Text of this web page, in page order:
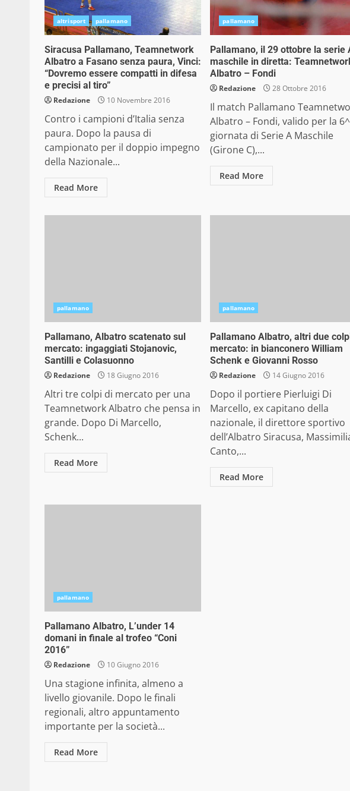
altrisport pallamano
Siracusa Pallamano, Teamnetwork
Albatro a Fasano senza paura, Vinci:
“Dovremo essere compatti in difesa
e precisi al tiro”
Redazione 10 Novembre 2016
Contro i campioni d’Italia senza
paura. Dopo la pausa di
campionato per il doppio impegno
della Nazionale...
Read More
pallamano
Pallamano, il 29 ottobre la serie
maschile in diretta:
Albatro – Fondi
Redazione 28 Ottobre 2016
Il match Pallamano
Albatro – Fondi, valido per la 6^
giornata di Serie A Maschile
(Girone C),...
Read More
pallamano
Pallamano, Albatro scatenato sul
mercato: ingaggiati Stojanovic,
Santilli e Colasuonno
Redazione 18 Giugno 2016
Altri tre colpi di mercato per una
Teamnetwork Albatro che pensa in
grande. Dopo Di Marcello,
Schenk...
Read More
pallamano
Pallamano Albatro, altri due
mercato: in bianconero William
Schenk e Giovanni Rosso
Redazione 14 Giugno 2016
Dopo il portiere Pierluigi Di
Marcello, ex capitano della
nazionale, il direttore sportivo
dell’Albatro Siracusa,
Canto,...
Read More
pallamano
Pallamano Albatro, L’under 14
domani in finale al trofeo “Coni
2016”
Redazione 10 Giugno 2016
Una stagione infinita, almeno a
livello giovanile. Dopo le finali
regionali, altro appuntamento
importante per la società...
Read More